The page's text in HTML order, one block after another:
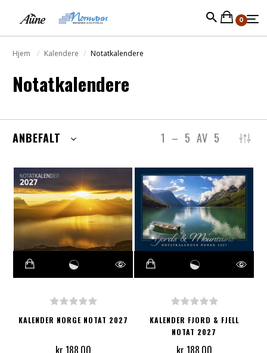
0
Hjem Kalendere Notatkalendere
Notatkalendere
1 – 5 AV 5
ANBEFALT
KALENDER NORGE NOTAT 2027
kr 188,00
KALENDER FJORD & FJELL
NOTAT 2027
kr 188,00